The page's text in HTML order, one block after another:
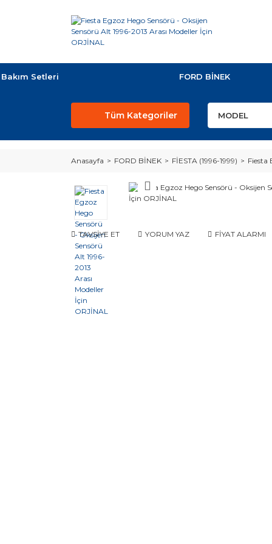
Bakım Setleri FORD BİNEK
Tüm Kategoriler
Anasayfa FORD BİNEK FİESTA (1996-1999) Fiesta
TAVSİYE ET YORUM YAZ FİYAT ALARMI